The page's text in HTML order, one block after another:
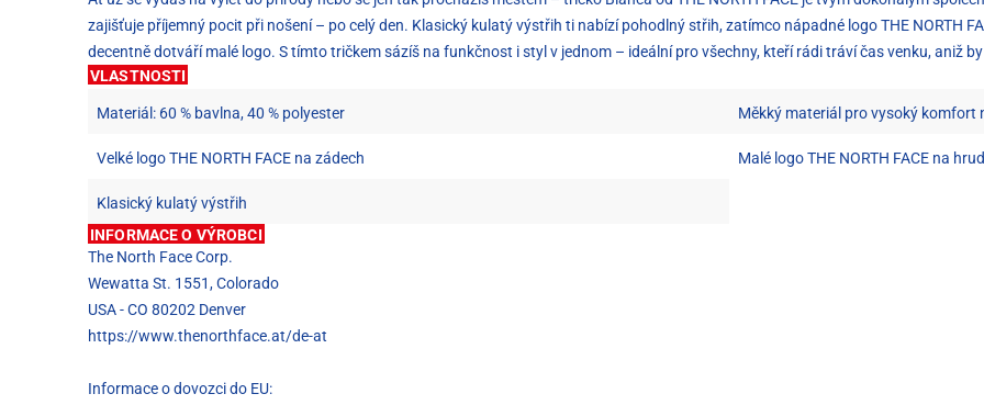
zajišťuje příjemný pocit při nošení – po celý den. Klasický kulatý výstřih ti nabízí pohodlný střih, zatímco nápadné logo THE NORTH
decentně dotváří malé logo. S tímto tričkem sázíš na funkčnost i styl v jednom – ideální pro všechny, kteří rádi tráví čas venku, aniž
VLASTNOSTI
Materiál: 60 % bavlna, 40 % polyester Měkký materiál pro vysoký komfort
Velké logo THE NORTH FACE na zádech Malé logo THE NORTH FACE na
Klasický kulatý výstřih
INFORMACE O VÝROBCI
The North Face Corp.
Wewatta St. 1551, Colorado
USA - CO 80202 Denver
https://www.thenorthface.at/de-at
Informace o dovozci do EU: